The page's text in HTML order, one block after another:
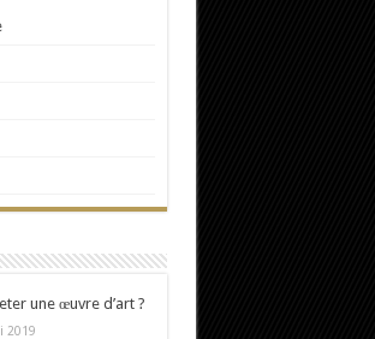
une œuvre d’art ?
2019